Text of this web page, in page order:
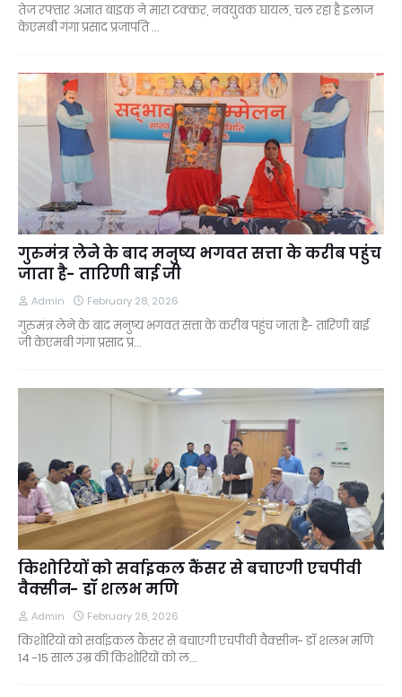
तेज रफ्तार अज्ञात बाइक ने मारा टक्कर, नवयुवक घायल, चल रहा है इलाज
केएमबी गंगा प्रसाद प्रजापति …
गुरुमंत्र लेने के बाद मनुष्य भगवत सत्ता के करीब पहुंच
जाता है- तारिणी बाई जी
Admin February 28, 2026
गुरुमंत्र लेने के बाद मनुष्य भगवत सत्ता के करीब पहुंच जाता है- तारिणी बाई
जी केएमबी गंगा प्रसाद प्र…
किशोरियों को सर्वाइकल कैंसर से बचाएगी एचपीवी
वैक्सीन- डॉ शलभ मणि
Admin February 28, 2026
किशोरियों को सर्वाइकल कैंसर से बचाएगी एचपीवी वैक्सीन- डॉ शलभ मणि
14 -15 साल उम्र की किशोरियों को ल…